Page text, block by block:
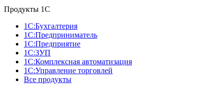
Продукты 1C
1С:Бухгалтерия
1С:Предприниматель
1С:Предприятие
1С:ЗУП
1С:Комплексная автоматизация
1С:Управление торговлей
Все продукты